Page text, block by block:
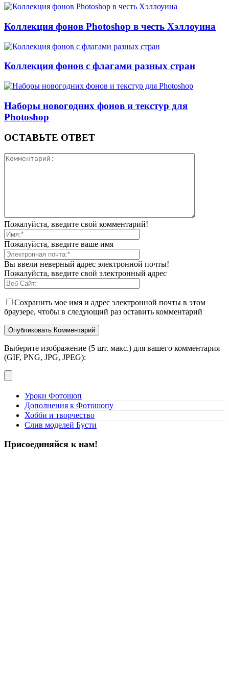
Коллекция фонов Photoshop в честь Хэллоуина
Коллекция фонов с флагами разных стран
Наборы новогодних фонов и текстур для
Photoshop
ОСТАВЬТЕ ОТВЕТ
Пожалуйста, введите свой комментарий!
Пожалуйста, введите ваше имя
Вы ввели неверный адрес электронной почты!
Пожалуйста, введите свой электронный адрес
Сохранить мое имя и адрес электронной почты в этом
браузере, чтобы в следующий раз оставить комментарий
Выберите изображение (5 шт. макс.) для вашего комментария
(GIF, PNG, JPG, JPEG):
Уроки Фотошоп
Дополнения к Фотошопу
Хобби и творчество
Слив моделей Бусти
Присоединяйся к нам!